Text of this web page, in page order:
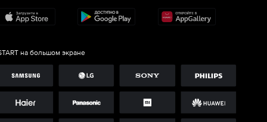
на большом экране